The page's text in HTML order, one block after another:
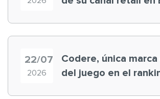
22/07
2026
Codere, única
del juego en el ranking